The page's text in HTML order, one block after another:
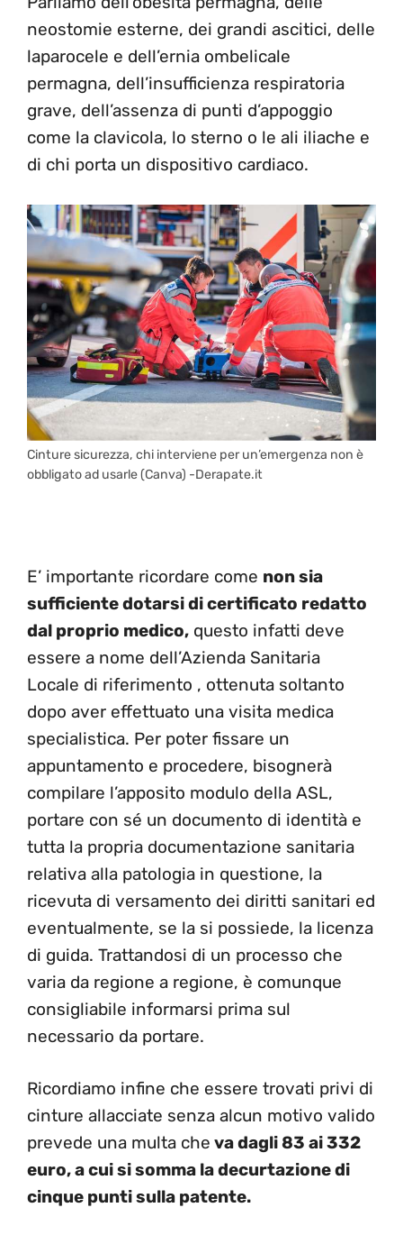
neostomie esterne, dei grandi ascitici, delle
laparocele e dell’ernia ombelicale
permagna, dell’insufficienza respiratoria
grave, dell’assenza di punti d’appoggio
come la clavicola, lo sterno o le ali iliache e
di chi porta un dispositivo cardiaco.
Cinture sicurezza, chi interviene per un’emergenza non è
obbligato ad usarle (Canva) -Derapate.it
E’ importante ricordare come non sia
sufficiente dotarsi di certificato redatto
dal proprio medico, questo infatti deve
essere a nome dell’Azienda Sanitaria
Locale di riferimento , ottenuta soltanto
dopo aver effettuato una visita medica
specialistica. Per poter fissare un
appuntamento e procedere, bisognerà
compilare l’apposito modulo della ASL,
portare con sé un documento di identità e
tutta la propria documentazione sanitaria
relativa alla patologia in questione, la
ricevuta di versamento dei diritti sanitari ed
eventualmente, se la si possiede, la licenza
di guida. Trattandosi di un processo che
varia da regione a regione, è comunque
consigliabile informarsi prima sul
necessario da portare.
Ricordiamo infine che essere trovati privi di
cinture allacciate senza alcun motivo valido
prevede una multa che va dagli 83 ai 332
euro, a cui si somma la decurtazione di
cinque punti sulla patente.